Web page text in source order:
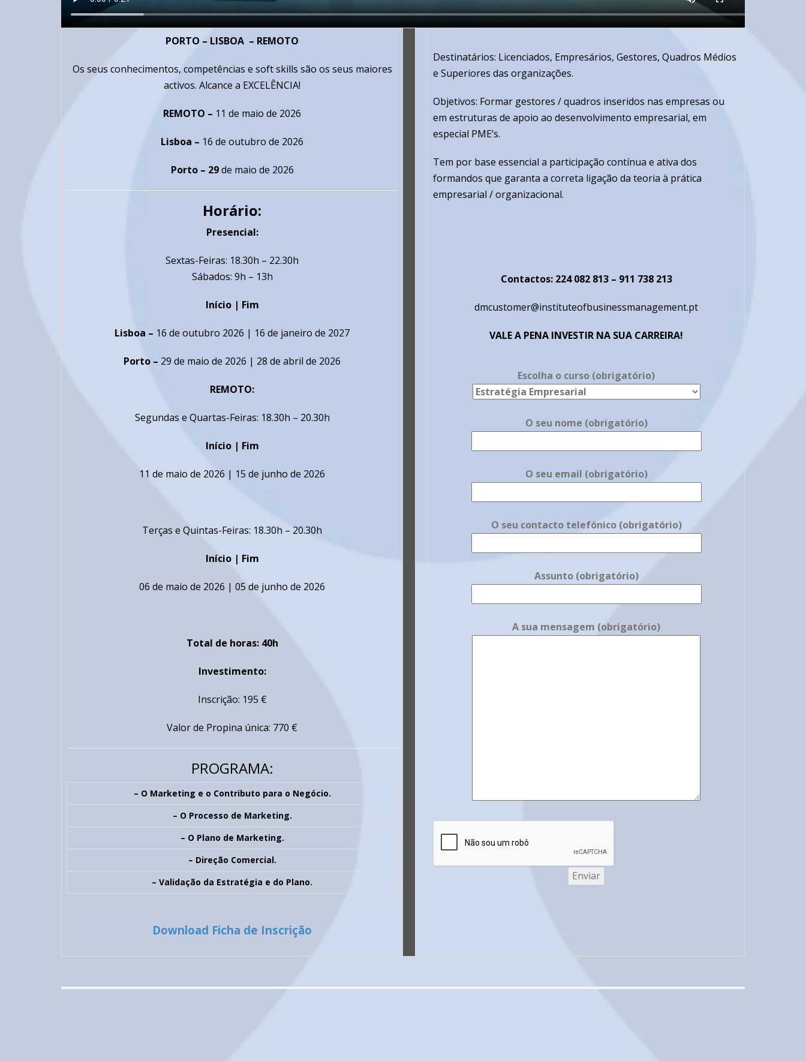
PORTO – LISBOA – REMOTO
Os seus conhecimentos, competências e soft skills são os seus maiores
activos. Alcance a EXCELÊNCIA!
REMOTO – 11 de maio de 2026
Lisboa – 16 de outubro de 2026
Porto – 29de maio de 2026
Horário:
Presencial:
Sextas-Feiras: 18.30h – 22.30h
Sábados: 9h – 13h
Início | Fim
Lisboa – 16 de outubro 2026 | 16 de janeiro de 2027
Porto – 29 de maio de 2026 | 28 de abril de 2026
REMOTO:
Segundas e Quartas-Feiras: 18.30h – 20.30h
Início | Fim
11 de maio de 2026 | 15 de junho de 2026
Terças e Quintas-Feiras: 18.30h – 20.30h
Início | Fim
06 de maio de 2026 | 05 de junho de 2026
Total de horas: 40h
Investimento:
Inscrição: 195 €
Valor de Propina única: 770 €
PROGRAMA:
– O Marketing e o Contributo para o Negócio.
– O Processo de Marketing.
– O Plano de Marketing.
– Direção Comercial.
– Validação da Estratégia e do Plano.
Download Ficha de Inscrição
Destinatários: Licenciados, Empresários, Gestores, Quadros Médios
e Superiores das organizações.
Objetivos: Formar gestores / quadros inseridos nas empresas ou
em estruturas de apoio ao desenvolvimento empresarial, em
especial PME’s.
Tem por base essencial a participação contínua e ativa dos
formandos que garanta a correta ligação da teoria à prática
empresarial / organizacional.
Contactos: 224 082 813 – 911 738 213
dmcustomer@instituteofbusinessmanagement.pt
VALE A PENA INVESTIR NA SUA CARREIRA!
Escolha o curso (obrigatório)
O seu nome (obrigatório)
O seu email (obrigatório)
O seu contacto telefónico (obrigatório)
Assunto (obrigatório)
A sua mensagem (obrigatório)